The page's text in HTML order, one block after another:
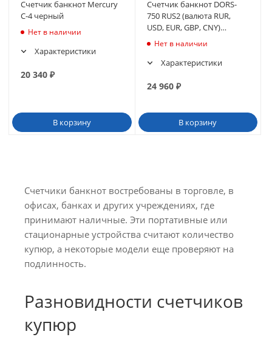
Счетчик банкнот Mercury
C-4 черный
Нет в наличии
Характеристики
20 340 ₽
В корзину
Счетчик банкнот DORS-
750 RUS2 (валюта RUR,
USD, EUR, GBP, CNY)
(черный)
Нет в наличии
Характеристики
24 960₽
В корзину
Счетчики банкнот востребованы в торговле, в
офисах, банках и других учреждениях, где
принимают наличные. Эти портативные или
стационарные устройства считают количество
купюр, а некоторые модели еще проверяют на
подлинность.
Разновидности счетчиков
купюр